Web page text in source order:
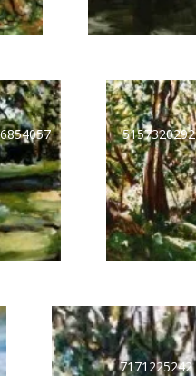
5157320292
7171225242